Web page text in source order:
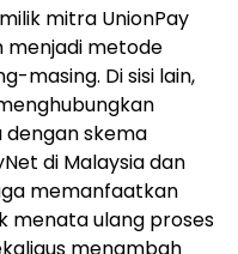
mitra UnionPay
menjadi metode
masing. Di sisi lain,
skema
di Malaysia dan
memanfaatkan
menata ulang proses